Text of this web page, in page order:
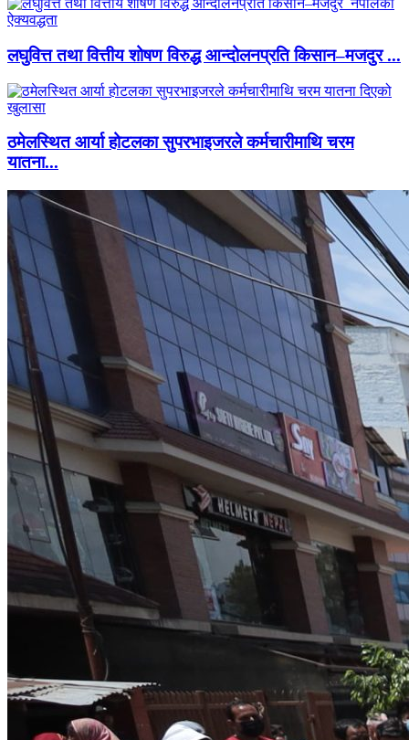
लघुवित्त तथा वित्तीय शोषण विरुद्ध आन्दोलनप्रति किसान–मजदुर ...
ठमेलस्थित आर्या होटलका सुपरभाइजरले कर्मचारीमाथि चरम
यातना...